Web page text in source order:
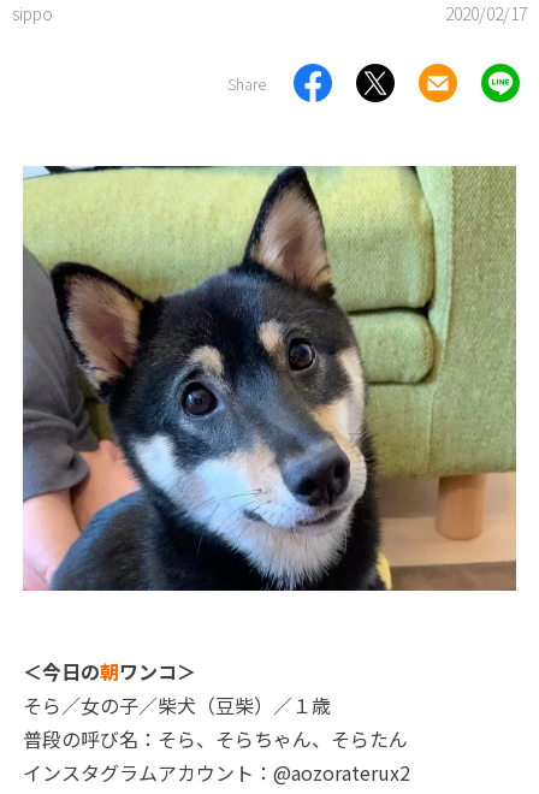
sippo 2020/02/17
Share
＜今日の朝ワンコ＞
そら／女の子／柴犬（豆柴）／１歳
普段の呼び名：そら、そらちゃん、そらたん
インスタグラムアカウント：@aozoraterux2